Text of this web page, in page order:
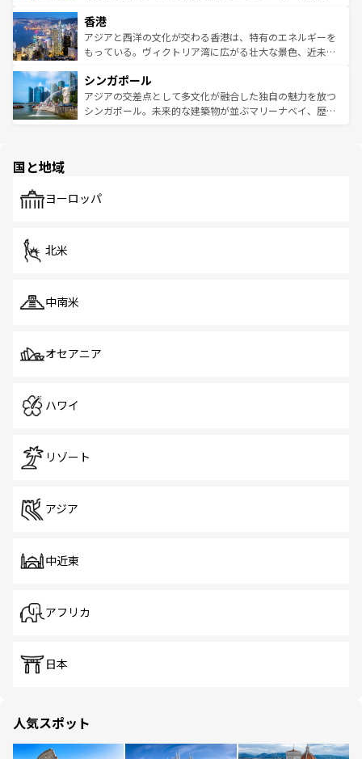
とつ。フォーやバインミー、ベトナムコーヒーなどは、ぜ
ひ現地で味わいたい。どの地域を訪れてもあたたかい人々
が旅行者を迎えてくれるので、きっと忘れられない旅にな
参照してほしい。
の活気が交差している。北部ではチェンマイなどの山岳地
帯で自然と触れ合い、南部ではプーケットやクラビの美し
いビーチでリゾート気分を楽しむことができる。タイ料理
激する。気候は一年中温暖で、どの季節にも異なる楽しみ
が待っている。親しみやすいタイの人々、仏教を中心とし
た文化、そして多様な観光資源が、訪れる旅人を魅了し続
香港
アジアと西洋の文化が交わる香港は、特有のエネルギーを
もっている。ヴィクトリア湾に広がる壮大な景色、近未来
み、どこを訪れても感動するはず。観光スポットが密集し
ており、効率よく見どころを回れるのも魅力。息をのむよ
うな絶景から文化的な体験まで、香港を存分に楽しみ尽く
シンガポール
アジアの交差点として多文化が融合した独自の魅力を放つ
シンガポール。未来的な建築物が並ぶマリーナベイ、歴史
で、ホーカーズは地元の風情を楽しめる外せないスポット
国と地域
ヨーロッパ
北米
中南米
オセアニア
ハワイ
リゾート
アジア
中近東
アフリカ
日本
人気スポット